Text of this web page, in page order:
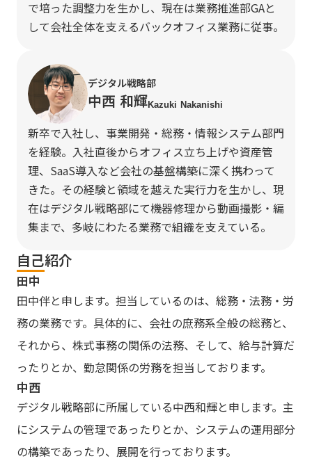
で培った調整力を生かし、現在は業務推進部GAと
して会社全体を支えるバックオフィス業務に従事。
デジタル戦略部
中西 和輝Kazuki Nakanishi
新卒で入社し、事業開発・総務・情報システム部門
を経験。入社直後からオフィス立ち上げや資産管
理、SaaS導入など会社の基盤構築に深く携わって
きた。その経験と領域を越えた実行力を生かし、現
在はデジタル戦略部にて機器修理から動画撮影・編
集まで、多岐にわたる業務で組織を支えている。
自己紹介
田中
田中伴と申します。担当しているのは、総務・法務・労
務の業務です。具体的に、会社の庶務系全般の総務と、
それから、株式事務の関係の法務、そして、給与計算だ
ったりとか、勤怠関係の労務を担当しております。
中西
デジタル戦略部に所属している中西和輝と申します。主
にシステムの管理であったりとか、システムの運用部分
の構築であったり、展開を行っております。